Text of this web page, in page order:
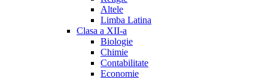
Altele
Limba Latina
Clasa a XII-a
Biologie
Chimie
Contabilitate
Economie